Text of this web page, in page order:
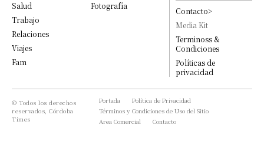
Salud
Trabajo
Relaciones
Viajes
Fam
Fotografía
Contacto>
Media Kit
Terminoss &
Condiciones
Políticas de
privacidad
© Todos los derechos
reservados, Córdoba
Times
Portada
Política de Privacidad
Términos y Condiciones de Uso del Sitio
Area Comercial
Contacto